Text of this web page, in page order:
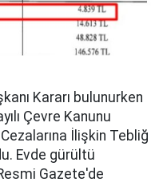
Kararı bulunurken
Çevre Kanunu
İlişkin Tebliğ
Evde gürültü
Gazete'de